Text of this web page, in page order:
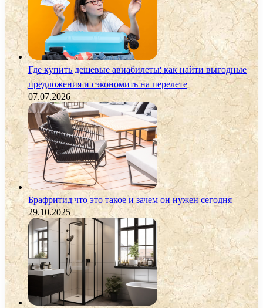
Где купить дешевые авиабилеты: как найти выгодные
предложения и сэкономить на перелете
07.07.2026
Брафритид:что это такое и зачем он нужен сегодня
29.10.2025